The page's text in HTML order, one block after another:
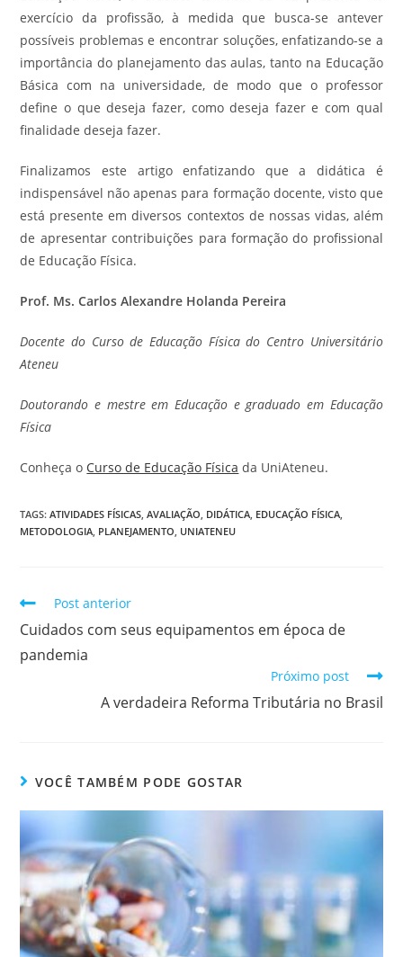
exercício da profissão, à medida que busca-se antever
possíveis problemas e encontrar soluções, enfatizando-se a
importância do planejamento das aulas, tanto na Educação
Básica com na universidade, de modo que o professor
define o que deseja fazer, como deseja fazer e com qual
finalidade deseja fazer.
Finalizamos este artigo enfatizando que a didática é
indispensável não apenas para formação docente, visto que
está presente em diversos contextos de nossas vidas, além
de apresentar contribuições para formação do profissional
de Educação Física.
Prof. Ms. Carlos Alexandre Holanda Pereira
Docente do Curso de Educação Física do Centro Universitário
Ateneu
Doutorando e mestre em Educação e graduado em Educação
Física
Conheça o Curso de Educação Física da UniAteneu.
TAGS:ATIVIDADES FÍSICAS AVALIAÇÃO DIDÁTICA EDUCAÇÃO FÍSICA
METODOLOGIA PLANEJAMENTO UNIATENEU
Post anterior
Cuidados com seus equipamentos em época de
pandemia
Próximo post
A verdadeira Reforma Tributária no Brasil
VOCÊ TAMBÉM PODE GOSTAR